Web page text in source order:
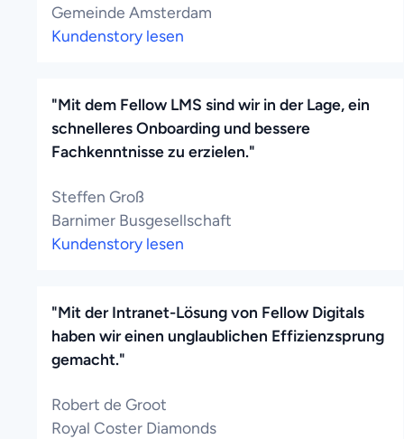
Gemeinde Amsterdam
Kundenstory lesen
"Mit dem Fellow LMS sind wir in der Lage, ein
schnelleres Onboarding und bessere
Fachkenntnisse zu erzielen."
Steffen Groß
Barnimer Busgesellschaft
Kundenstory lesen
"Mit der Intranet-Lösung von Fellow Digitals
haben wir einen unglaublichen Effizienzsprung
gemacht."
Robert de Groot
Royal Coster Diamonds